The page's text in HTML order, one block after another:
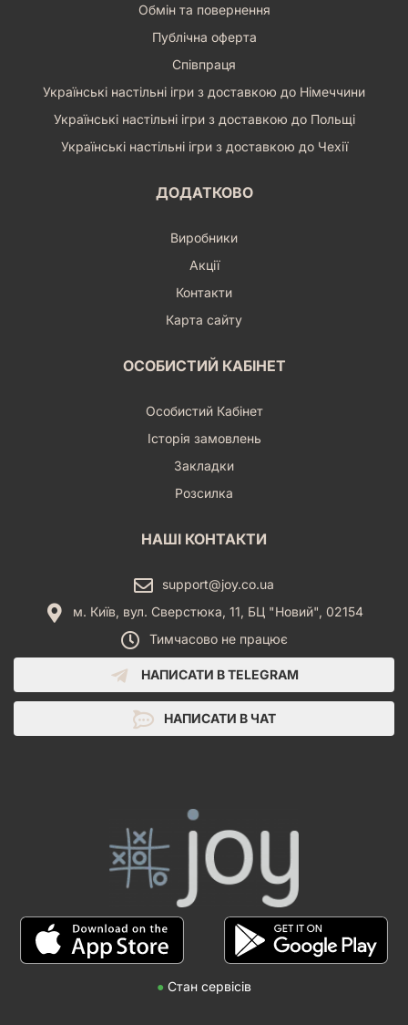
Обмін та повернення
Публічна оферта
Співпраця
Українські настільні ігри з доставкою до Німеччини
Українські настільні ігри з доставкою до Польщі
Українські настільні ігри з доставкою до Чехії
ДОДАТКОВО
Виробники
Акції
Контакти
Карта сайту
ОСОБИСТИЙ КАБІНЕТ
Особистий Кабінет
Історія замовлень
Закладки
Розсилка
НАШІ КОНТАКТИ
support@joy.co.ua
м. Київ, вул. Сверстюка, 11, БЦ "Новий", 02154
Тимчасово не працює
НАПИСАТИ В TELEGRAM
НАПИСАТИ В ЧАТ
● Стан сервісів